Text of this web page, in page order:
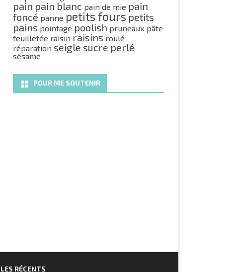
pain pain blanc pain de mie pain
foncé panne petits fours petits
pains pointage poolish pruneaux pâte
feuilletée raisin raisins roulé
réparation seigle sucre perlé
sésame
POUR ME SOUTENIR
RÉCENTS